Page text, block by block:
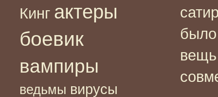
Кинг актеры
боевик
вампиры
ведьмы вирусы
было
вещь